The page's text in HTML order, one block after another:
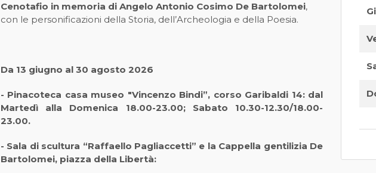
Cenotafio in memoria di Angelo Antonio Cosimo De Bartolomei,
con le personificazioni della Storia, dell’Archeologia e della Poesia.
Da 13 giugno al 30 agosto 2026
- Pinacoteca casa museo "Vincenzo Bindi”, corso Garibaldi 14: dal
Martedì alla Domenica 18.00-23.00; Sabato 10.30-12.30/18.00-
23.00.
- Sala di scultura “Raffaello Pagliaccetti” e la Cappella gentilizia De
Bartolomei, piazza della Libertà: